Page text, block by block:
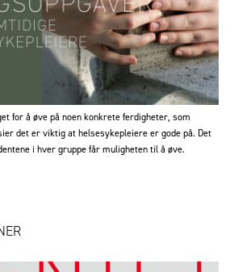
for å øve på noen konkrete ferdigheter, som
det er viktig at helsesykepleiere er gode på. Det
i hver gruppe får muligheten til å øve.